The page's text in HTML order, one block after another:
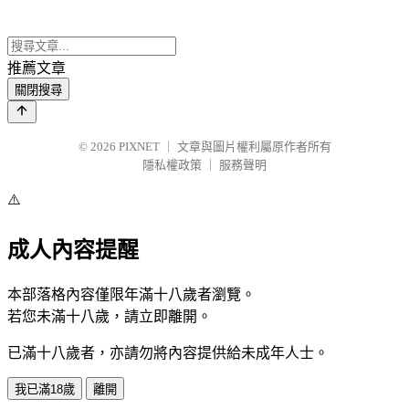
推薦文章
關閉搜尋
© 2026 PIXNET
文章與圖片權利屬原作者所有
隱私權政策
服務聲明
⚠️
成人內容提醒
本部落格內容僅限年滿十八歲者瀏覽。
若您未滿十八歲，請立即離開。
已滿十八歲者，亦請勿將內容提供給未成年人士。
我已滿18歲 離開